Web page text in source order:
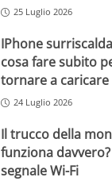
25 Luglio 2026
IPhone
cosa fare subito
tornare a caricare
24 Luglio 2026
Il trucco della
funziona
segnale Wi-Fi